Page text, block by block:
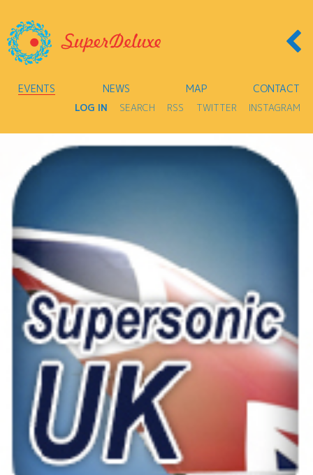
EVENTS NEWS MAP CONTACT
LOG IN SEARCH RSS TWITTER INSTAGRAM